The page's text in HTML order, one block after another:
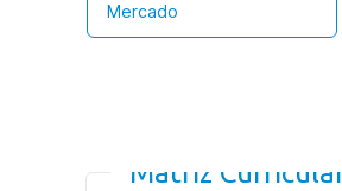
Mercado
Matriz Curricular